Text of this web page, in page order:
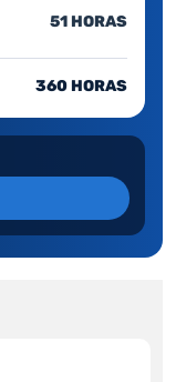
51 HORAS
360 HORAS